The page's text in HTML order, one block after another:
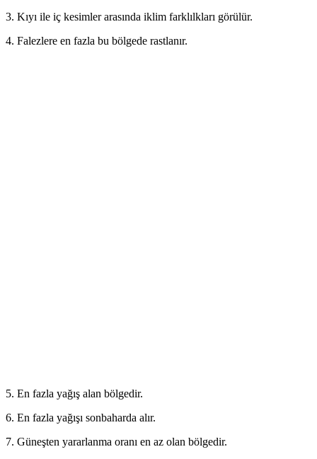
3. Kıyı ile iç kesimler arasında iklim farklılkları görülür.
4. Falezlere en fazla bu bölgede rastlanır.
5. En fazla yağış alan bölgedir.
6. En fazla yağışı sonbaharda alır.
7. Güneşten yararlanma oranı en az olan bölgedir.